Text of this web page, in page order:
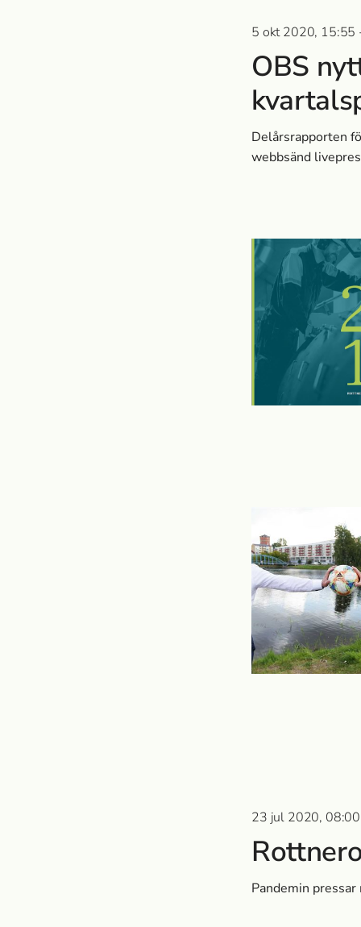
5 okt 2020, 15:55
OBS
Delårsrapporten
webbsänd
23 jul 2020,
Pandemin